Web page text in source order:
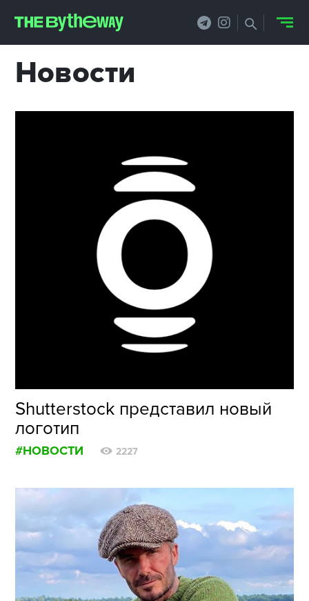
Новости
Shutterstock представил новый
логотип
#НОВОСТИ 2227
НОВОСТИ
PRO.ОБЗОР
ФИЛОСОФИЯ
КРЕАТИВА
БИЗНЕС И
ТЕХНОЛОГИИ
ФЕСТИВАЛИ
ФОТОГРАФИЯ
ИСТОРИИ БРЕНДОВ
РЕКЛАМА